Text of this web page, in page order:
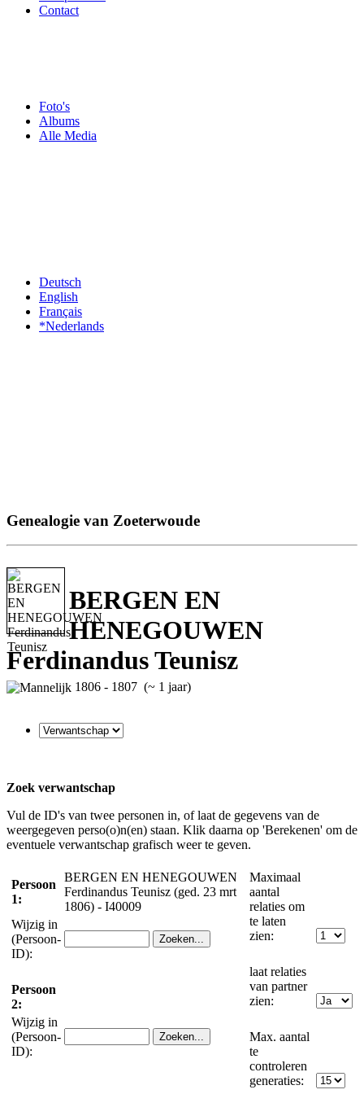
Foto's
Albums
Alle Media
Contact
Deutsch
English
Français
*Nederlands
Genealogie van Zoeterwoude
BERGEN EN
HENEGOUWEN
Ferdinandus Teunisz
1806 - 1807 (~ 1 jaar)
Zoek verwantschap
Vul de ID's van twee personen in, of laat de gegevens van de
weergegeven perso(o)n(en) staan. Klik daarna op 'Berekenen' om de
eventuele verwantschap grafisch weer te geven.
Persoon
1:
BERGEN EN HENEGOUWEN
Ferdinandus Teunisz (ged. 23 mrt
1806) - I40009
Wijzig in
(Persoon-
ID):
Persoon
2:
Wijzig in
(Persoon-
ID):
Maximaal
aantal
relaties om
te laten
zien:
laat relaties
van partner
zien:
Max. aantal
te
controleren
generaties: